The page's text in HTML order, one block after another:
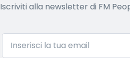
Iscriviti alla newsletter di FM
Email